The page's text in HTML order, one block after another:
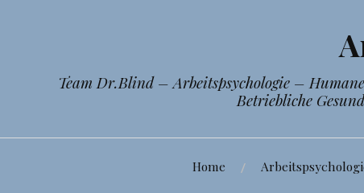
Team Dr.Blind – Arbeitspsychologie –
Betriebliche
Home